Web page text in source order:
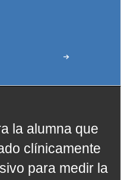
la alumna que
clínicamente
para medir la